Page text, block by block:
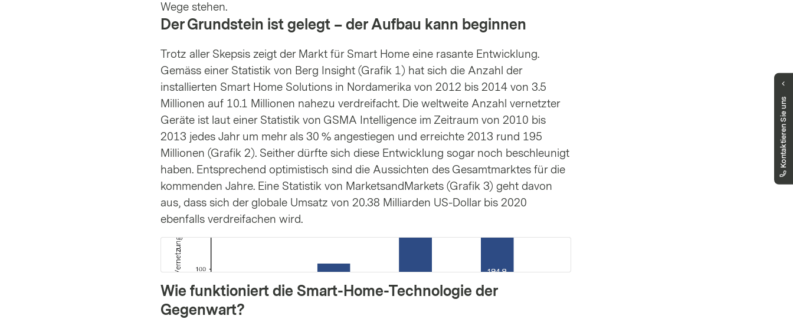
Wege stehen.
Der Grundstein ist gelegt – der Aufbau kann beginnen
Trotz aller Skepsis zeigt der Markt für Smart Home eine rasante Entwicklung.
Gemäss einer Statistik von Berg Insight (Grafik 1) hat sich die Anzahl der
installierten Smart Home Solutions in Nordamerika von 2012 bis 2014 von 3.5
Millionen auf 10.1 Millionen nahezu verdreifacht. Die weltweite Anzahl vernetzter
Geräte ist laut einer Statistik von GSMA Intelligence im Zeitraum von 2010 bis
2013 jedes Jahr um mehr als 30 % angestiegen und erreichte 2013 rund 195
Millionen (Grafik 2). Seither dürfte sich diese Entwicklung sogar noch beschleunigt
haben. Entsprechend optimistisch sind die Aussichten des Gesamtmarktes für die
kommenden Jahre. Eine Statistik von MarketsandMarkets (Grafik 3) geht davon
aus, dass sich der globale Umsatz von 20.38 Milliarden US-Dollar bis 2020
ebenfalls verdreifachen wird.
Wie funktioniert die Smart-Home-Technologie der
Gegenwart?
Kontaktieren Sie uns